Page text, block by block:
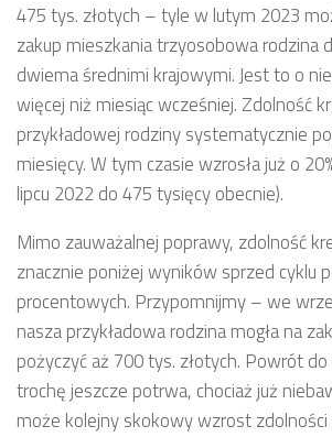
475 tys. złotych – tyle w lutym 2023
zakup mieszkania trzyosobowa rodzina
dwiema średnimi krajowymi. Jest to o
więcej niż miesiąc wcześniej. Zdolność
przykładowej rodziny systematycznie
miesięcy. W tym czasie wzrosła już o
lipcu 2022 do 475 tysięcy obecnie).
Mimo zauważalnej poprawy, zdolność
znacznie poniżej wyników sprzed cyklu
procentowych. Przypomnijmy – we
nasza przykładowa rodzina mogła na
pożyczyć aż 700 tys. złotych. Powrót
trochę jeszcze potrwa, chociaż już
może kolejny skokowy wzrost